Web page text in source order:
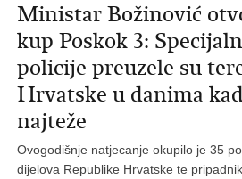
Ministar Božinović
kup Poskok 3:
policije preuzele su
Hrvatske u danima
najteže
Ovogodišnje natjecanje okupilo je 35
dijelova Republike Hrvatske te